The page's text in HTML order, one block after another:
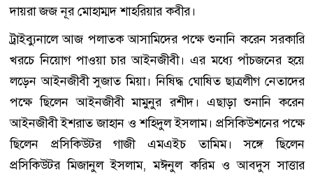
দায়রা জজ নূর মোহাম্মদ শাহরিয়ার কবীর।
ট্রাইব্যুনালে আজ পলাতক আসামিদের পক্ষে শুনানি করেন সরকারি
খরচে নিয়োগ পাওয়া চার আইনজীবী। এর মধ্যে পাঁচজনের হয়ে
লড়েন আইনজীবী সুজাত মিয়া। নিষিদ্ধ ঘোষিত ছাত্রলীগ নেতাদের
পক্ষে ছিলেন আইনজীবী মামুনুর রশীদ। এছাড়া শুনানি করেন
আইনজীবী ইশরাত জাহান ও শহিদুল ইসলাম। প্রসিকিউশনের পক্ষে
ছিলেন প্রসিকিউটর গাজী এমএইচ তামিম। সঙ্গে ছিলেন
প্রসিকিউটর মিজানুল ইসলাম, মঈনুল করিম ও আবদুস সাত্তার